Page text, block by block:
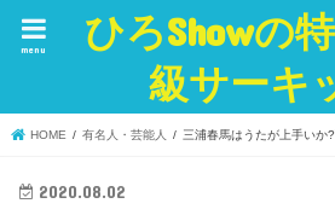
ひろShowの
級サーキ
menu
HOME 有名人・芸能人 三浦春馬はうたが上手いか
2020.08.02